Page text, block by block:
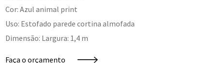
Cor: Azul animal print
Uso: Estofado parede cortina almofada
Dimensão: Largura: 1,4 m
Faça o orçamento